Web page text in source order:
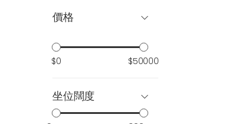
價格
$0 $50000
坐位闊度